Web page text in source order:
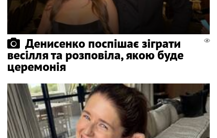
Денисенко поспішає зіграти
весілля та розповіла, якою буде
церемонія